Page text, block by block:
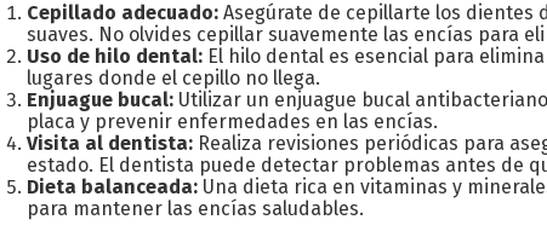
Cepillado adecuado:Asegúrate de cepillarte los dientes
suaves. No olvides cepillar suavemente las encías para
Uso de hilo dental: El hilo dental es esencial para
lugares donde el cepillo no llega.
Enjuague bucal: Utilizar un enjuague bucal
placa y prevenir enfermedades en las encías.
Visita al dentista: Realiza revisiones periódicas para
estado. El dentista puede detectar problemas antes de
Dieta balanceada: Una dieta rica en vitaminas y
para mantener las encías saludables.